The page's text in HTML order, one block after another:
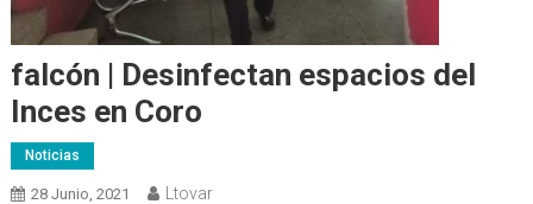
falcón | Desinfectan espacios del
Inces en Coro
Noticias
28 Junio, 2021 Ltovar